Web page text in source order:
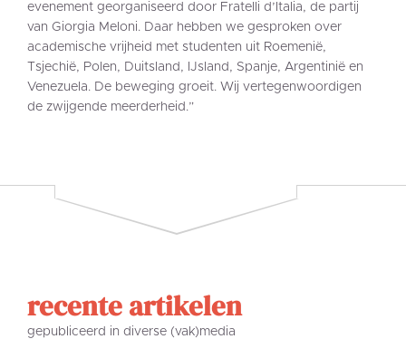
evenement georganiseerd door Fratelli d’Italia, de partij
van Giorgia Meloni. Daar hebben we gesproken over
academische vrijheid met studenten uit Roemenië,
Tsjechië, Polen, Duitsland, IJsland, Spanje, Argentinië en
Venezuela. De beweging groeit. Wij vertegenwoordigen
de zwijgende meerderheid.”
recente artikelen
gepubliceerd in diverse (vak)media